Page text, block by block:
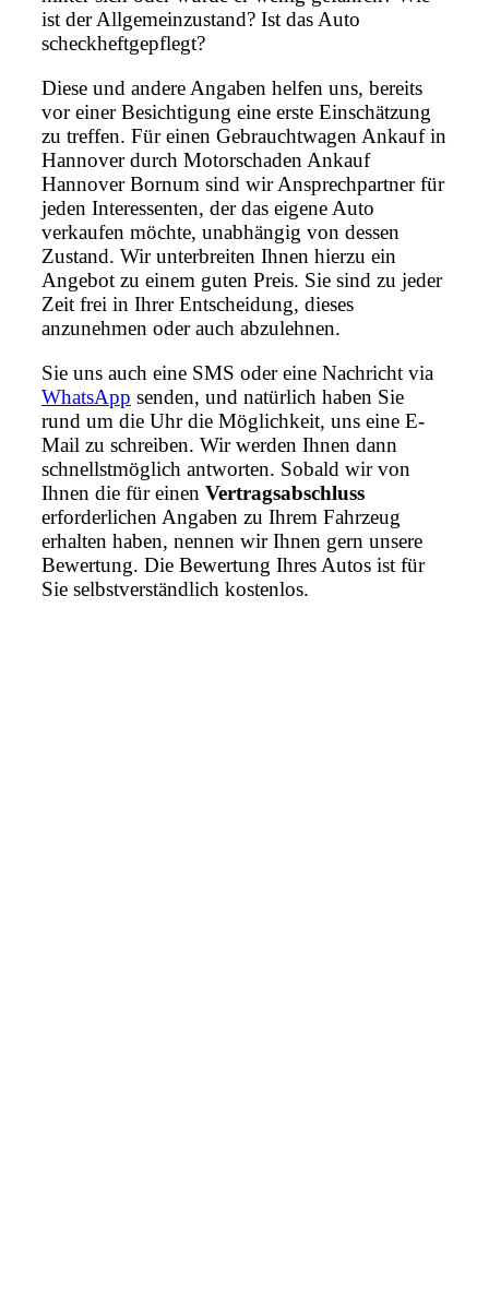
ist der Allgemeinzustand? Ist das Auto
scheckheftgepflegt?
Diese und andere Angaben helfen uns, bereits
vor einer Besichtigung eine erste Einschätzung
zu treffen. Für einen Gebrauchtwagen Ankauf in
Hannover durch Motorschaden Ankauf
Hannover Bornum sind wir Ansprechpartner für
jeden Interessenten, der das eigene Auto
verkaufen möchte, unabhängig von dessen
Zustand. Wir unterbreiten Ihnen hierzu ein
Angebot zu einem guten Preis. Sie sind zu jeder
Zeit frei in Ihrer Entscheidung, dieses
anzunehmen oder auch abzulehnen.
Sie uns auch eine SMS oder eine Nachricht via
WhatsApp senden, und natürlich haben Sie
rund um die Uhr die Möglichkeit, uns eine E-
Mail zu schreiben. Wir werden Ihnen dann
schnellstmöglich antworten. Sobald wir von
Ihnen die für einen Vertragsabschluss
erforderlichen Angaben zu Ihrem Fahrzeug
erhalten haben, nennen wir Ihnen gern unsere
Bewertung. Die Bewertung Ihres Autos ist für
Sie selbstverständlich kostenlos.